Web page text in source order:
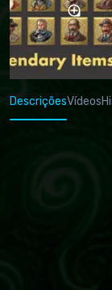
DescriçõesVídeos